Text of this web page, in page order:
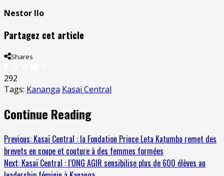
Nestor Ilo
Partagez cet article
Shares
292
Tags: Kananga Kasaï Central
Continue Reading
Previous: Kasaï Central : la Fondation Prince Leta Katumba remet des
brevets en coupe et couture à des femmes formées
Next: Kasaï Central : l’ONG AGIR sensibilise plus de 600 élèves au